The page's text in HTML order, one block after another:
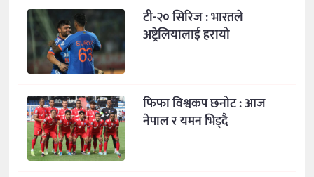
टी-२० सिरिज : भारतले
अष्ट्रेलियालाई हरायो
फिफा विश्वकप छनोट : आज
नेपाल र यमन भिड्दै